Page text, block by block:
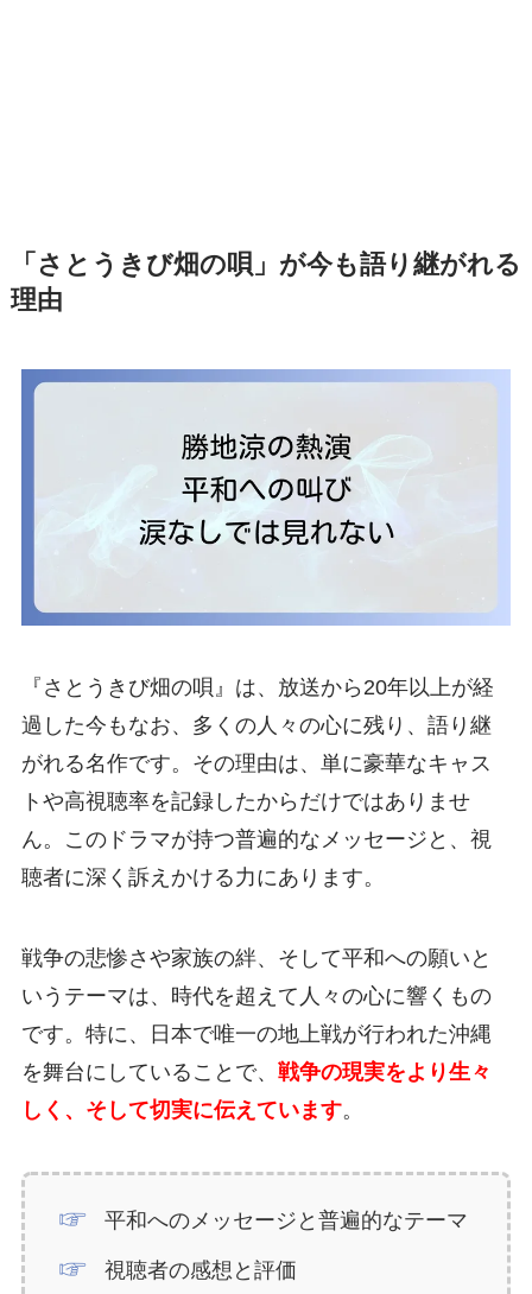
「さとうきび畑の唄」が今も語り継がれる
理由
『さとうきび畑の唄』は、放送から20年以上が経
過した今もなお、多くの人々の心に残り、語り継
がれる名作です。その理由は、単に豪華なキャス
トや高視聴率を記録したからだけではありませ
ん。このドラマが持つ普遍的なメッセージと、視
聴者に深く訴えかける力にあります。
戦争の悲惨さや家族の絆、そして平和への願いと
いうテーマは、時代を超えて人々の心に響くもの
です。特に、日本で唯一の地上戦が行われた沖縄
を舞台にしていることで、 戦争の現実をより生々
しく、そして切実に伝えています。
平和へのメッセージと普遍的なテーマ
視聴者の感想と評価